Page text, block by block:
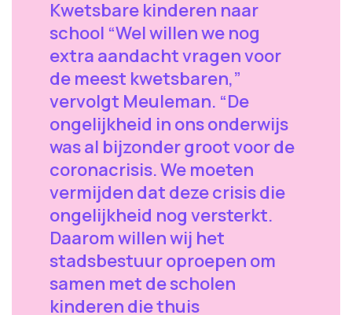
Kwetsbare kinderen naar
school “Wel willen we nog
extra aandacht vragen voor
de meest kwetsbaren,”
vervolgt Meuleman. “De
ongelijkheid in ons onderwijs
was al bijzonder groot voor de
coronacrisis. We moeten
vermijden dat deze crisis die
ongelijkheid nog versterkt.
Daarom willen wij het
stadsbestuur oproepen om
samen met de scholen
kinderen die thuis